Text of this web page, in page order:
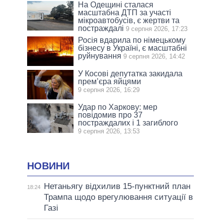
На Одещині сталася
масштабна ДТП за участі
мікроавтобусів, є жертви та
постраждалі 9 серпня 2026, 17:23
Росія вдарила по німецькому
бізнесу в Україні, є масштабні
руйнування 9 серпня 2026, 14:42
У Косові депутатка закидала
прем’єра яйцями
9 серпня 2026, 16:29
Удар по Харкову: мер
повідомив про 37
постраждалих і 1 загиблого
9 серпня 2026, 13:53
НОВИНИ
18:24
Нетаньягу відхилив 15-пунктний план
Трампа щодо врегулювання ситуації в
Газі